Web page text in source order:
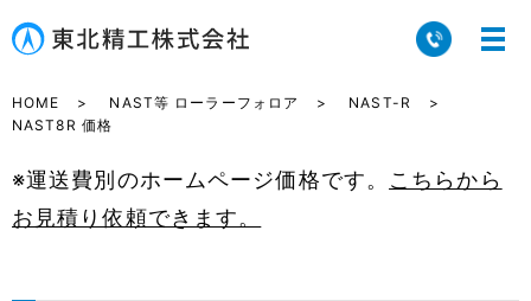
HOME NAST等 ローラーフォロア
NAST-R
NAST8R 価格
※運送費別のホームページ価格です。 こちらから
お見積り依頼できます。